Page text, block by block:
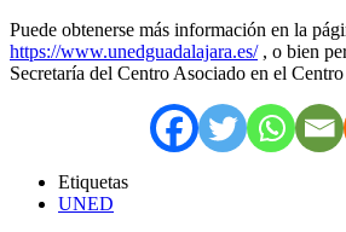
Puede obtenerse más información en la
https://www.unedguadalajara.es/, o bien
Secretaría del Centro Asociado en el Centro
Etiquetas
UNED